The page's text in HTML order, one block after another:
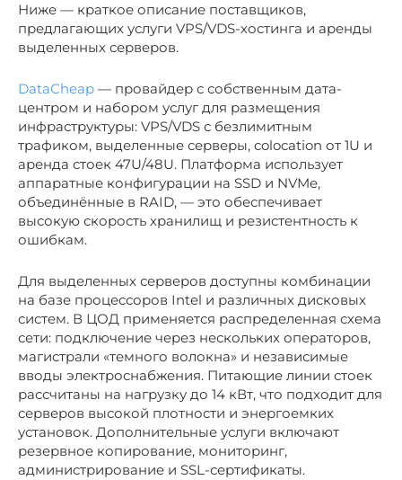
Ниже — краткое описание поставщиков,
предлагающих услуги VPS/VDS-хостинга и аренды
выделенных серверов.
DataCheap — провайдер с собственным дата-
центром и набором услуг для размещения
инфраструктуры: VPS/VDS с безлимитным
трафиком, выделенные серверы, colocation от 1U и
аренда стоек 47U/48U. Платформа использует
аппаратные конфигурации на SSD и NVMe,
объединённые в RAID, — это обеспечивает
высокую скорость хранилищ и резистентность к
ошибкам.
Для выделенных серверов доступны комбинации
на базе процессоров Intel и различных дисковых
систем. В ЦОД применяется распределенная схема
сети: подключение через нескольких операторов,
магистрали «темного волокна» и независимые
вводы электроснабжения. Питающие линии стоек
рассчитаны на нагрузку до 14 кВт, что подходит для
серверов высокой плотности и энергоемких
установок. Дополнительные услуги включают
резервное копирование, мониторинг,
администрирование и SSL-сертификаты.